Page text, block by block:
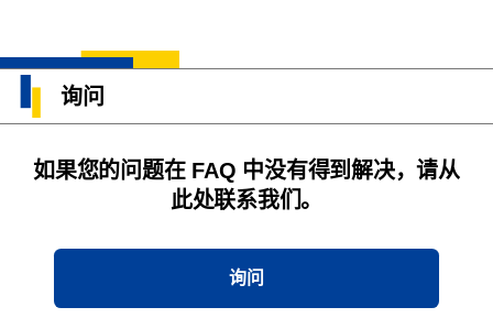
询问
如果您的问题在 FAQ 中没有得到解决，请从
此处联系我们。
询问